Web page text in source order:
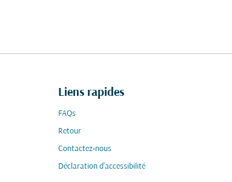
Liens rapides
FAQs
Retour
Contactez-nous
Déclaration d’accessibilité